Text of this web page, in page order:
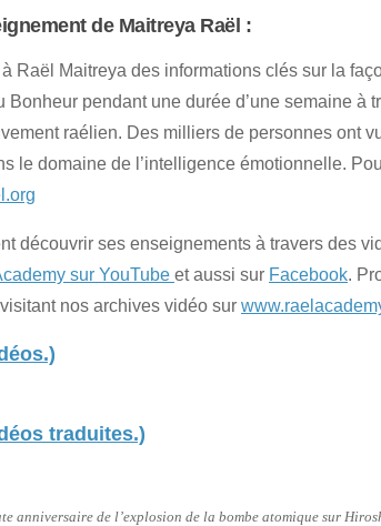
de Maitreya Raël :
Raël Maitreya des informations clés sur la
Bonheur pendant une durée d’une semaine à
raélien. Des milliers de personnes ont
le domaine de l’intelligence émotionnelle.
découvrir ses enseignements à travers des
sur YouTube et aussi sur Facebook.
nos archives vidéo sur
traduites.)
anniversaire de l’explosion de la bombe atomique sur